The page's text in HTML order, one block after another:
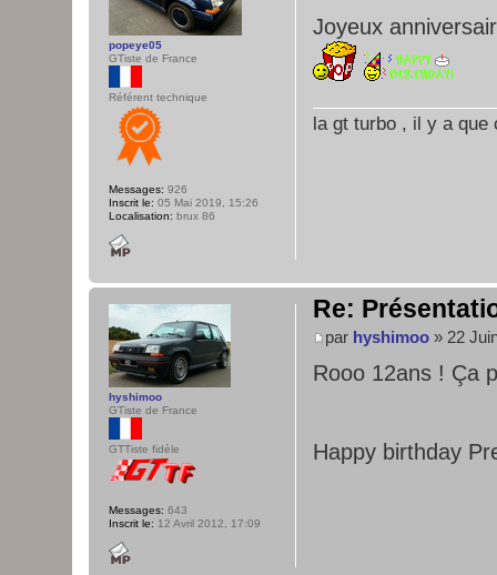
Joyeux
la gt turbo , il y a que
popeye05
GTiste de France
Référent technique
Messages: 926
Inscrit le: 05 Mai 2019, 15:26
Localisation: brux 86
Re:
par hyshimoo » 22
Rooo 12ans ! Ça
Happy birthday
hyshimoo
GTiste de France
GTTiste fidèle
Messages: 643
Inscrit le: 12 Avril 2012, 17:09